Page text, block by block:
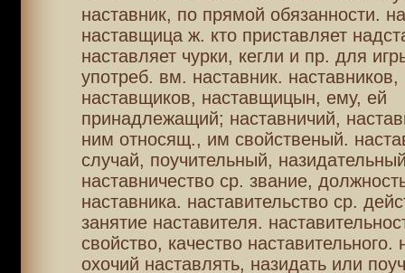
наставник, по прямой обязанности.
наставщица ж. кто приставляет
наставляет чурки, кегли и пр. для
употреб. вм. наставник.
наставщиков, наставщицын, ему, ей
принадлежащий; наставничий,
ним относящ., им свойственый.
случай, поучительный,
наставничество ср. звание,
наставника. наставительство ср.
занятие наставителя.
свойство, качество наставительного.
охочий наставлять, назидать или